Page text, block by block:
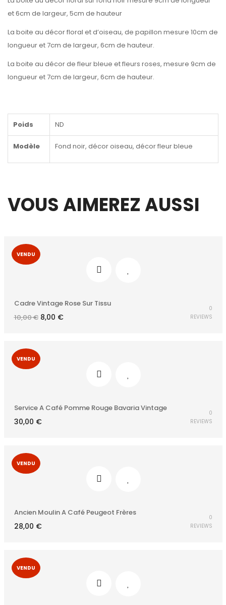
et 6cm de largeur, 5cm de hauteur
La boite au décor floral et d’oiseau, de papillon mesure 10cm de
longueur et 7cm de largeur, 6cm de hauteur.
La boite au décor de fleur bleue et fleurs roses, mesure 9cm de
longueur et 7cm de largeur, 6cm de hauteur.
Poids ND
Modèle Fond noir, décor oiseau, décor fleur bleue
VOUS AIMEREZ AUSSI
VENDU
Cadre Vintage Rose Sur Tissu
10,00€ Le
prix
8,00 €Le
prix
0
REVIEWS
VENDU
Service A Café Pomme Rouge Bavaria Vintage
30,00 €
0
REVIEWS
VENDU
Ancien Moulin A Café Peugeot Frères
28,00 €
0
REVIEWS
VENDU